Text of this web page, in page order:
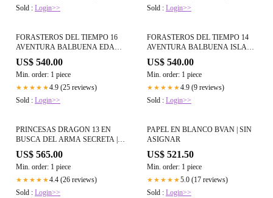
Sold : Login>>
Sold : Login>>
FORASTEROS DEL TIEMPO 16
AVENTURA BALBUENA EDAD
DEL HIELO | SIN ASIGNAR
US$ 540.00
Min. order: 1 piece
★★★★★4.9 (25 reviews)
Sold : Login>>
FORASTEROS DEL TIEMPO 14
AVENTURA BALBUENA ISLA
GIGANTES | SIN ASIGNAR
US$ 540.00
Min. order: 1 piece
★★★★★4.9 (9 reviews)
Sold : Login>>
PRINCESAS DRAGON 13 EN
BUSCA DEL ARMA SECRETA |
SIN ASIGNAR
US$ 565.00
Min. order: 1 piece
★★★★★4.4 (26 reviews)
Sold : Login>>
PAPEL EN BLANCO BVAN | SIN
ASIGNAR
US$ 521.50
Min. order: 1 piece
★★★★★5.0 (17 reviews)
Sold : Login>>